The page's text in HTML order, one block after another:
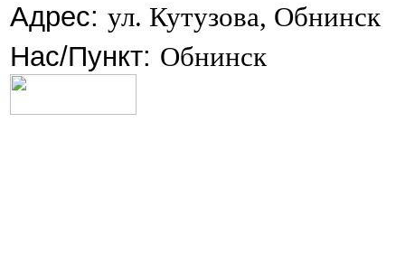
Адрес: ул. Кутузова, Обнинск
Нас/Пункт: Обнинск